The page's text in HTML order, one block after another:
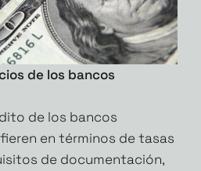
de los bancos
de los bancos
en términos de tasas
de documentación,